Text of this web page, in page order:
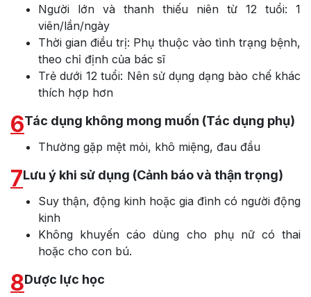
Người lớn và thanh thiếu niên từ 12 tuổi: 1
viên/lần/ngày
Thời gian điều trị: Phụ thuộc vào tình trạng bệnh,
theo chỉ định của bác sĩ
Trẻ dưới 12 tuổi: Nên sử dụng dạng bào chế khác
thích hợp hơn
6Tác dụng không mong muốn (Tác dụng phụ)
Thường gặp mệt mỏi, khô miệng, đau đầu
7Lưu ý khi sử dụng (Cảnh báo và thận trọng)
Suy thận, động kinh hoặc gia đình có người động
kinh
Không khuyến cáo dùng cho phụ nữ có thai
hoặc cho con bú.
8Dược lực học